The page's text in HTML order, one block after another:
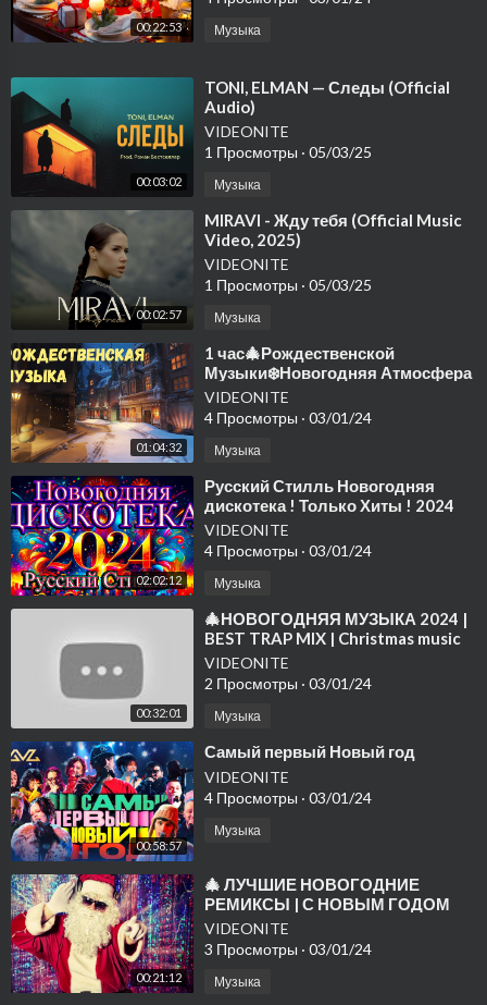
00:22:53 Музыка
00:03:02
⁣TONI, ELMAN — Следы (Official
Audio)
VIDEONITE
1 Просмотры · 05/03/25
Музыка
00:02:57
⁣MIRAVI - Жду тебя (Official Music
Video, 2025)
VIDEONITE
1 Просмотры · 05/03/25
Музыка
01:04:32
⁣1 час🎄Рождественской
Музыки❄️Новогодняя Атмосфера
🎅
VIDEONITE
4 Просмотры · 03/01/24
Музыка
02:02:12
⁣Русский Стилль Новогодняя
дискотека ! Только Хиты ! 2024
VIDEONITE
4 Просмотры · 03/01/24
Музыка
00:32:01
⁣🎄НОВОГОДНЯЯ МУЗЫКА 2024 |
BEST TRAP MIX | Christmas music
2024🎄
VIDEONITE
2 Просмотры · 03/01/24
Музыка
00:58:57
⁣Самый первый Новый год
VIDEONITE
4 Просмотры · 03/01/24
Музыка
00:21:12
⁣🎄 ЛУЧШИЕ НОВОГОДНИЕ
РЕМИКСЫ | С НОВЫМ ГОДОМ
2024 🎄
VIDEONITE
3 Просмотры · 03/01/24
Музыка